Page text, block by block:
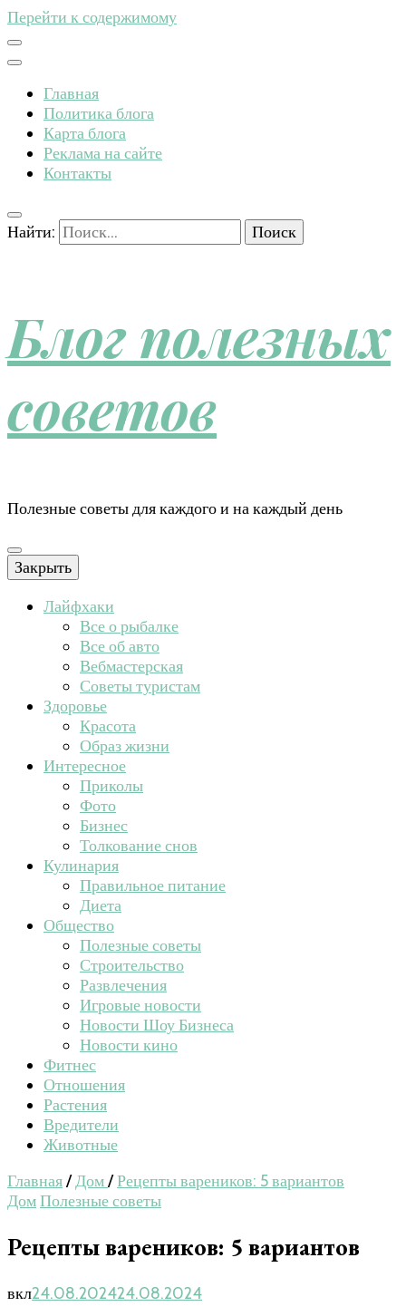
Перейти к содержимому
Главная
Политика блога
Карта блога
Реклама на сайте
Контакты
Найти:
Блог полезных
советов
Полезные советы для каждого и на каждый день
Закрыть
Лайфхаки
Все о рыбалке
Все об авто
Вебмастерская
Советы туристам
Здоровье
Красота
Образ жизни
Интересное
Приколы
Фото
Бизнес
Толкование снов
Кулинария
Правильное питание
Диета
Общество
Полезные советы
Строительство
Развлечения
Игровые новости
Новости Шоу Бизнеса
Новости кино
Фитнес
Отношения
Растения
Вредители
Животные
Главная/Дом/Рецепты вареников: 5 вариантов
ДомПолезные советы
Рецепты вареников: 5 вариантов
вкл24.08.202424.08.2024